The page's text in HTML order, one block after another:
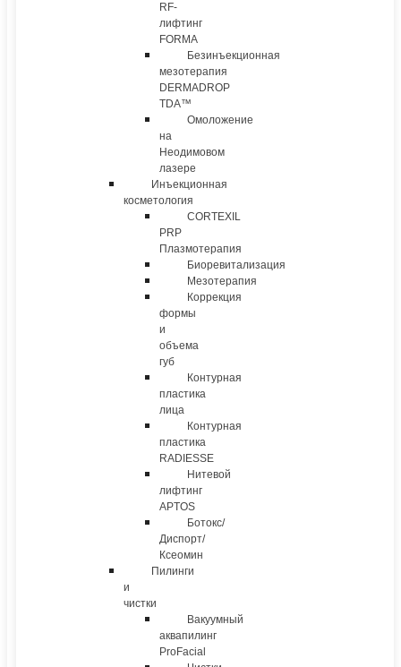
RF-
лифтинг
FORMA
Безинъекционная
мезотерапия
DERMADROP
TDA™
Омоложение
на
Неодимовом
лазере
Инъекционная
косметология
CORTEXIL
PRP
Плазмотерапия
Биоревитализация
Мезотерапия
Коррекция
формы
и
объема
губ
Контурная
пластика
лица
Контурная
пластика
RADIESSE
Нитевой
лифтинг
APTOS
Ботокс/
Диспорт/
Ксеомин
Пилинги
и
чистки
Вакуумный
аквапилинг
ProFacial